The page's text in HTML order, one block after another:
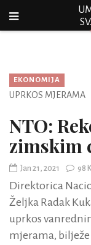
EKONOMIJA
UPRKOS MJERAMA
NTO:
zimskim
Jan 21, 2021 98
Direktorica
Željka Radak
uprkos
mjerama, bilježe